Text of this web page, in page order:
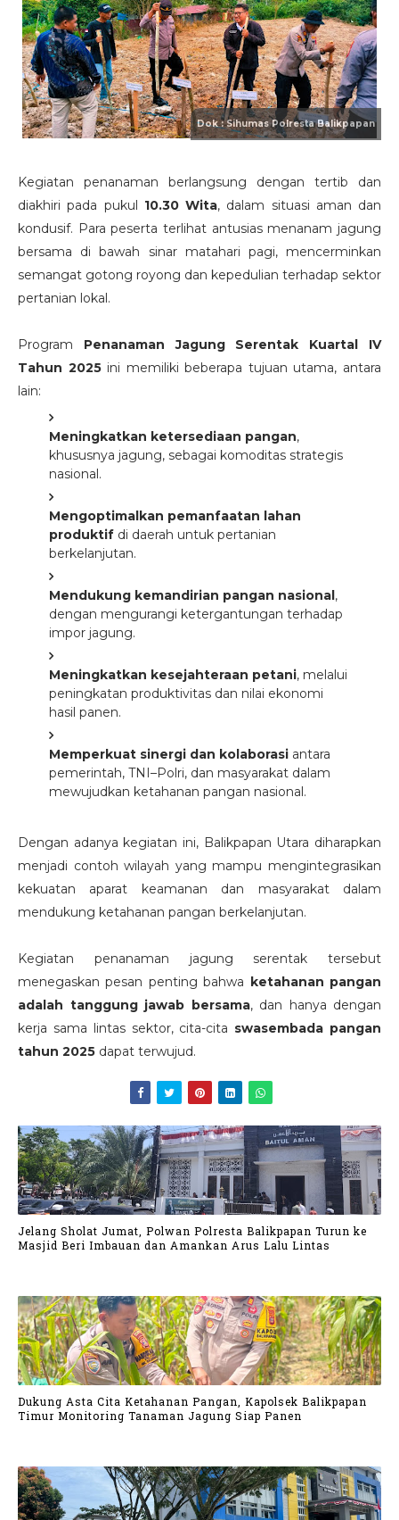
Kegiatan penanaman berlangsung dengan tertib dan
diakhiri pada pukul 10.30 Wita, dalam situasi aman dan
kondusif. Para peserta terlihat antusias menanam jagung
bersama di bawah sinar matahari pagi, mencerminkan
semangat gotong royong dan kepedulian terhadap sektor
pertanian lokal.
Program Penanaman Jagung Serentak Kuartal IV
Tahun 2025ini memiliki beberapa tujuan utama, antara
lain:
Meningkatkan ketersediaan pangan,
khususnya jagung, sebagai komoditas strategis
nasional.
Mengoptimalkan pemanfaatan lahan
produktif di daerah untuk pertanian
berkelanjutan.
Mendukung kemandirian pangan nasional,
dengan mengurangi ketergantungan terhadap
impor jagung.
Meningkatkan kesejahteraan petani, melalui
peningkatan produktivitas dan nilai ekonomi
hasil panen.
Memperkuat sinergi dan kolaborasi antara
pemerintah, TNI–Polri, dan masyarakat dalam
mewujudkan ketahanan pangan nasional.
Dengan adanya kegiatan ini, Balikpapan Utara diharapkan
menjadi contoh wilayah yang mampu mengintegrasikan
kekuatan aparat keamanan dan masyarakat dalam
mendukung ketahanan pangan berkelanjutan.
Kegiatan penanaman jagung serentak tersebut
menegaskan pesan penting bahwa ketahanan pangan
adalah tanggung jawab bersama, dan hanya dengan
kerja sama lintas sektor, cita-cita swasembada pangan
tahun 2025 dapat terwujud.
Jelang Sholat Jumat, Polwan Polresta Balikpapan Turun ke
Masjid Beri Imbauan dan Amankan Arus Lalu Lintas
Dukung Asta Cita Ketahanan Pangan, Kapolsek Balikpapan
Timur Monitoring Tanaman Jagung Siap Panen